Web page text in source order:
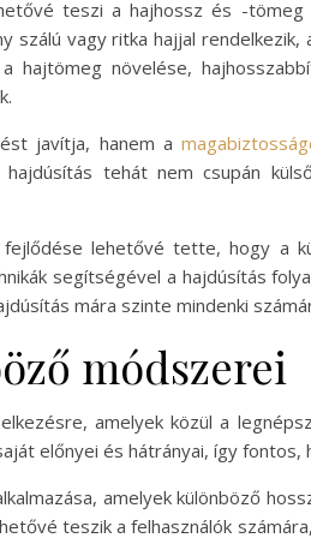
teszi a hajhossz és -
szálú vagy ritka hajjal
hajtömeg növelése,
javítja, hanem a
hajdúsítás tehát nem csupán
lehetővé tette, hogy a
segítségével a hajdúsítás
mára szinte mindenki
módszerei
amelyek közül a
előnyei és hátrányai, így
amelyek különböző
teszik a felhasználók